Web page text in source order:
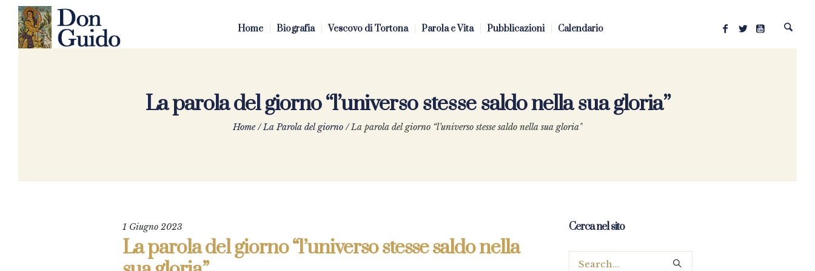
Home Biografia Vescovo di Tortona Parola e Vita Pubblicazioni Calendario
La parola del giorno “l’universo stesse saldo nella sua gloria”
Home /La Parola del giorno /La parola del giorno “l’universo stesse saldo nella sua gloria”
1 Giugno 2023
La parola del giorno “l’universo stesse saldo nella
Cerca nel sito